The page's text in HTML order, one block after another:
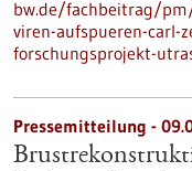
bw.de/fachbeitrag/
viren-aufspueren-carl-
forschungsprojekt-
Pressemitteilung -